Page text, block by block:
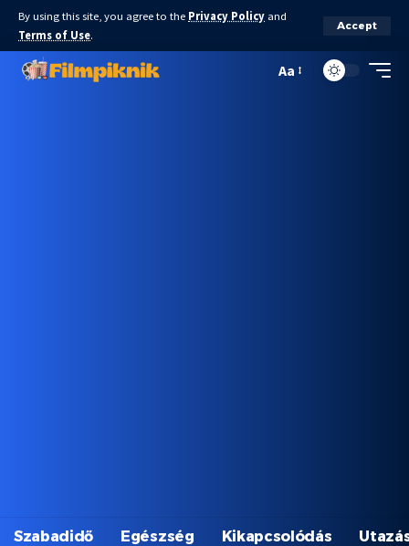
By using this site, you agree to the Privacy Policy and
Terms of Use.
Accept
Aa
Szabadidő Egészség Kikapcsolódás